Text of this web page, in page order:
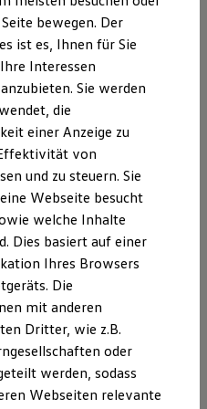
und Sicherheitssysteme
Lifestyle Produkte
Strom
Privatkunden
Gewerbekunden
Elektrofahrzeuge
für Privatkunden
enthalten sind.
einmal nicht mit den
sein, können Sie sich
e.V., Postfach 080632,
als Geschäftsführender
und Co.KG
für
bewegen. Der
ist es, Ihnen für Sie
Interessen
Sie werden
die
einer Anzeige zu
von
und zu steuern. Sie
Webseite besucht
welche Inhalte
Dies basiert auf einer
Ihres Browsers
Die
mit anderen
Dritter, wie z.B.
oder
werden, sodass
Webseiten relevante